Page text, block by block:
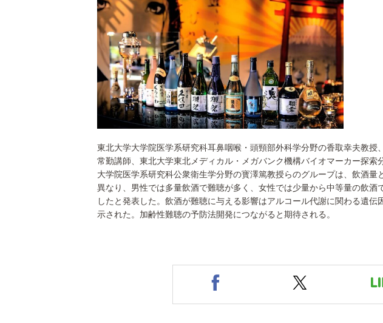
東北大学大学院医学系研究科耳鼻咽喉・頭頸部外科学分野の香取幸夫教授
常勤講師、東北大学東北メディカル・メガバンク機構バイオマーカー探索
大学院医学系研究科公衆衛生学分野の寳澤篤教授らのグループは、飲酒量
異なり、男性では多量飲酒で難聴が多く、女性では少量から中等量の飲酒
したと発表した。飲酒が難聴に与える影響はアルコール代謝に関わる遺伝
示された。加齢性難聴の予防法開発につながると期待される。